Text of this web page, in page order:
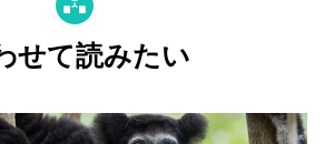
せて読みたい